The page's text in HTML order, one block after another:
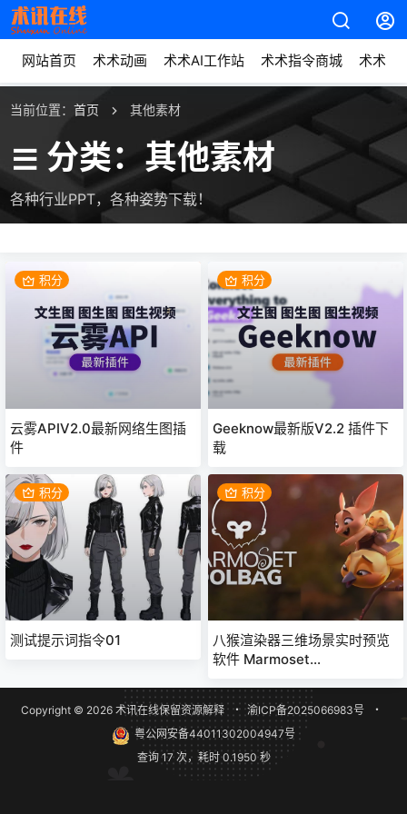
网站首页 术术动画 术术AI工作站 术术指令商城 术术动
当前位置： 首页 其他素材
分类：其他素材
各种行业PPT，各种姿势下载！
积分
云雾APIV2.0最新网络生图插
件
积分
Geeknow最新版V2.2 插件下
载
积分
测试提示词指令01
积分
八猴渲染器三维场景实时预览
软件 Marmoset
Copyright © 2026术讯在线保留资源解释 ・ 渝ICP备2025066983号
・
粤公网安备44011302004947号
查询 17 次，耗时 0.1950 秒